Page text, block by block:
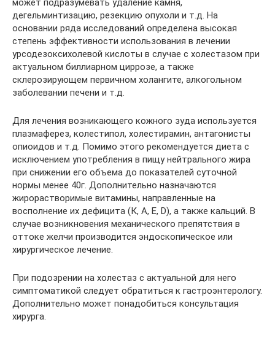
дегельминтизацию, резекцию опухоли и т.д. На
основании ряда исследований определена высокая
степень эффективности использования в лечении
урсодезоксихолевой кислоты в случае с холестазом при
актуальном биллиарном циррозе, а также
склерозирующем первичном холангите, алкогольном
заболевании печени и т.д.
Для лечения возникающего кожного зуда используется
плазмаферез, колестипол, холестирамин, антагонисты
опиоидов и т.д. Помимо этого рекомендуется диета с
исключением употребления в пищу нейтрального жира
при снижении его объема до показателей суточной
нормы менее 40г. Дополнительно назначаются
жирорастворимые витамины, направленные на
восполнение их дефицита (К, А, Е, D), а также кальций. В
случае возникновения механического препятствия в
оттоке желчи производится эндоскопическое или
хирургическое лечение.
При подозрении на холестаз с актуальной для него
симптоматикой следует обратиться к гастроэнтерологу.
Дополнительно может понадобиться консультация
хирурга.